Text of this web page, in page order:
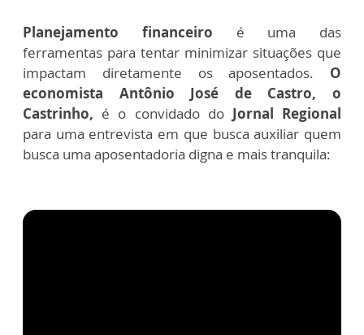
Planejamento financeiro é uma das
ferramentas para tentar minimizar situações que
impactam diretamente os aposentados. O
economista Antônio José de Castro, o
Castrinho, é o convidado doJornal Regional
para uma entrevista em que busca auxiliar quem
busca uma aposentadoria digna e mais tranquila: